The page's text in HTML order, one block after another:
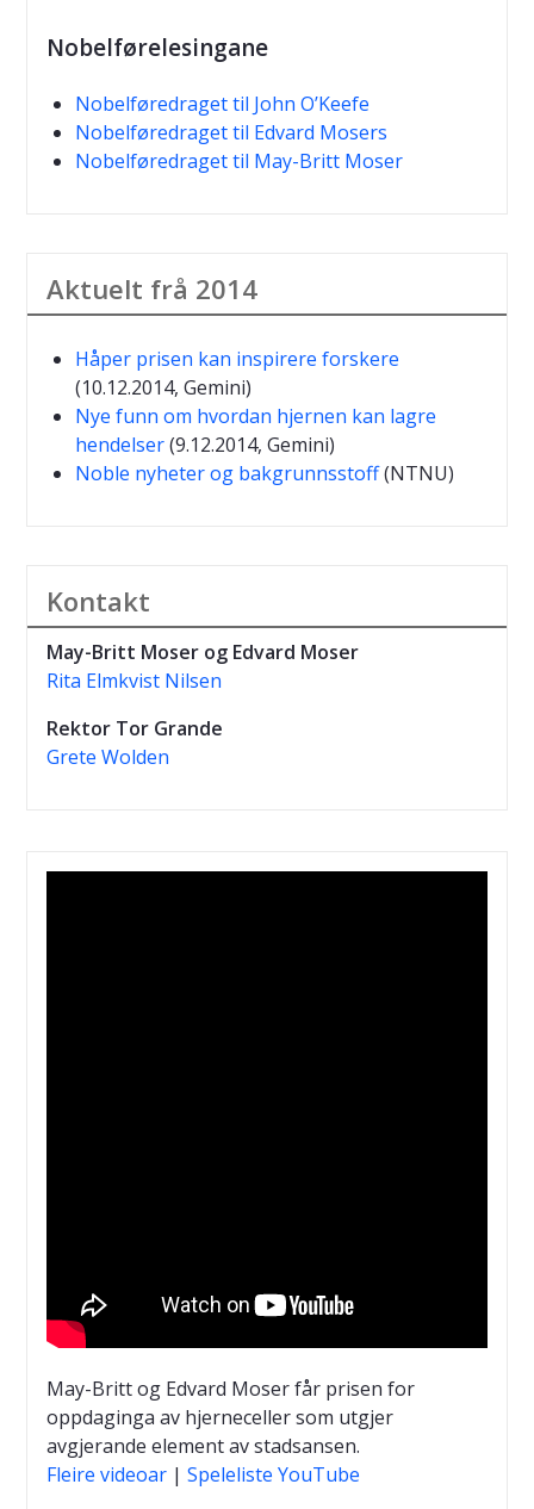
Nobelførelesingane
Nobelføredraget til John O’Keefe
Nobelføredraget til Edvard Mosers
Nobelføredraget til May-Britt Moser
Aktuelt frå 2014
Håper prisen kan inspirere forskere
(10.12.2014, Gemini)
Nye funn om hvordan hjernen kan lagre
hendelser(9.12.2014, Gemini)
Noble nyheter og bakgrunnsstoff(NTNU)
Kontakt
May-Britt Moser og Edvard Moser
Rita Elmkvist Nilsen
Rektor Tor Grande
Grete Wolden
May-Britt og Edvard Moser får prisen for
oppdaginga av hjerneceller som utgjer
avgjerande element av stadsansen.
Fleire videoar | Speleliste YouTube